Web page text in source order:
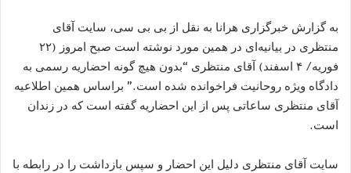
به گزارش خبرگزاری هرانا به نقل از بی بی سی، سایت آقای
منتظری در بیانیه‌ای در همین مورد نوشته است صبح امروز (۲۲
فوریه/ ۴ اسفند) آقای منتظری “بدون هیچ گونه احضاریه رسمی به
دادگاه ویژه روحانیت فراخوانده شده است.” براساس همین اطلاعیه
آقای منتظری ساعاتی پس از این احضاریه گفته است که در زندان
است.
سایت آقای منتظری دلیل این احضار و سپس بازداشت را در رابطه با